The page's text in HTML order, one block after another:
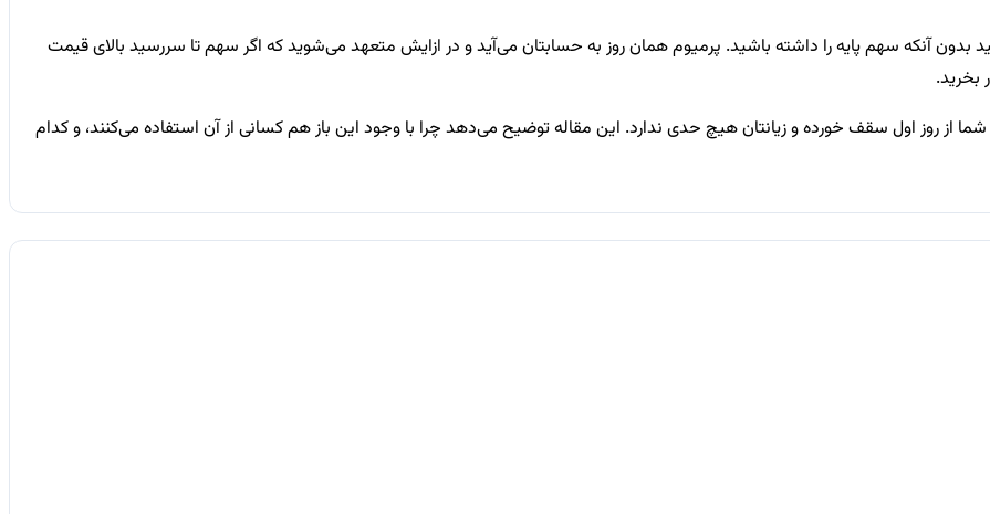
بدون آنکه سهم پایه را داشته باشید. پرمیوم همان روز به حسابتان می‌آید و در ازایش متعهد می‌شوید که اگر سهم تا سررسید بالای قیمت
بخرید.
از روز اول سقف خورده و زیانتان هیچ حدی ندارد. این مقاله توضیح می‌دهد چرا با وجود این باز هم کسانی از آن استفاده می‌کنند، و کدام